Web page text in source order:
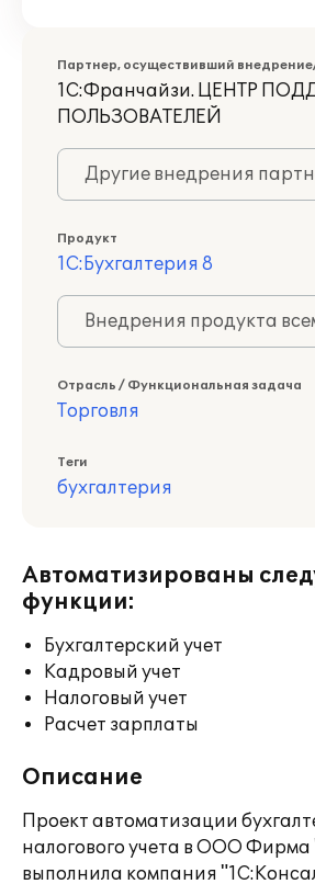
Партнер, осуществивший
1С:Франчайзи. ЦЕНТР
ПОЛЬЗОВАТЕЛЕЙ
Другие внедрения
Продукт
1С:Бухгалтерия 8
Внедрения продукта
Отрасль / Функциональная задача
Торговля
Теги
бухгалтерия
Автоматизированы
функции:
Бухгалтерский учет
Кадровый учет
Налоговый учет
Расчет зарплаты
Описание
Проект автоматизации
налогового учета в ООО Фирма
выполнила компания